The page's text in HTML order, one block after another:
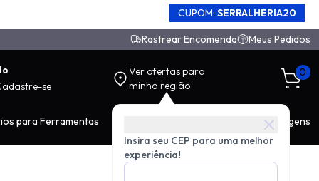
CUPOM: SERRALHERIA20
Rastrear Encomenda Meus Pedidos
se
Ver ofertas para
minha região
Insira seu CEP para uma melhor
experiência!
0
para Ferramentas Ferragens